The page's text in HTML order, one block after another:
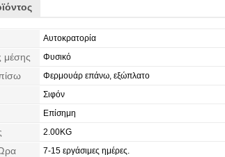
Αυτοκρατορία
μέσης Φυσικό
Φερμουάρ επάνω, εξώπλατο
Σιφόν
Επίσημη
2.00KG
7-15 εργάσιμες ημέρες.